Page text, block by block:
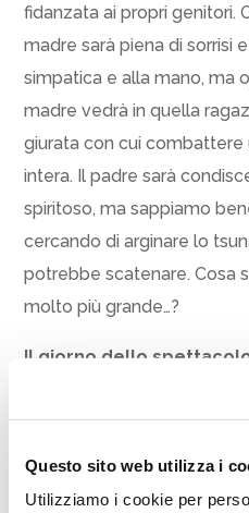
Questo sito web utilizza i
Utilizziamo i cookie per
fidanzata ai propri genitori.
madre sarà piena di sorrisi
simpatica e alla mano, ma
madre vedrà in quella
giurata con cui combattere
intera. Il padre sarà
spiritoso, ma sappiamo
cercando di arginare lo
potrebbe scatenare. Cosa
molto più grande…?
Il giorno dello
prendere posto a
L’evento fa parte del